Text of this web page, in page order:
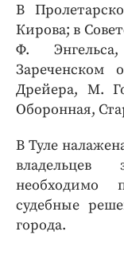
В
Кирова; в
Ф.
Зареченском
Дрейера, М.
Оборонная,
В Туле
необходимо
судебные
города.